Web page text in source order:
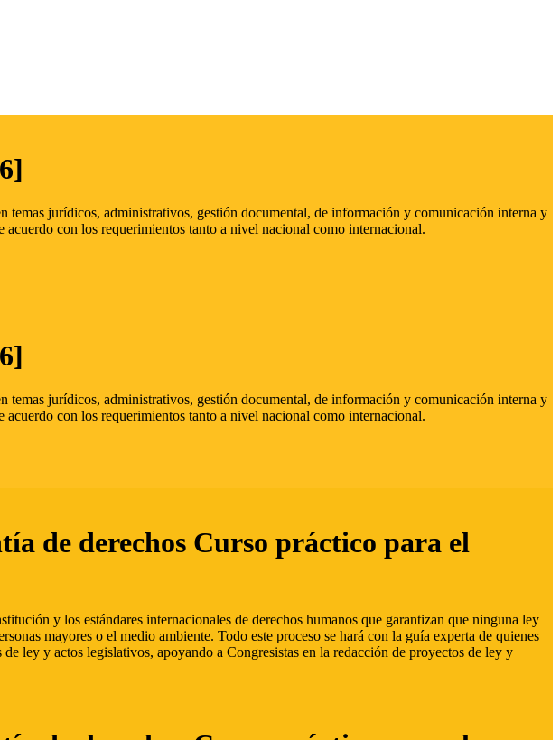
jurídicos, administrativos, gestión documental, de información y comunicación interna y
con los requerimientos tanto a nivel nacional como internacional.
jurídicos, administrativos, gestión documental, de información y comunicación interna y
con los requerimientos tanto a nivel nacional como internacional.
de derechos Curso práctico para el
y los estándares internacionales de derechos humanos que garantizan que ninguna ley
mayores o el medio ambiente. Todo este proceso se hará con la guía experta de quienes
ley y actos legislativos, apoyando a Congresistas en la redacción de proyectos de ley y